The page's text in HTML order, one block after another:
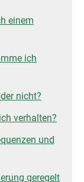
einem
ich
nicht?
verhalten?
und
geregelt